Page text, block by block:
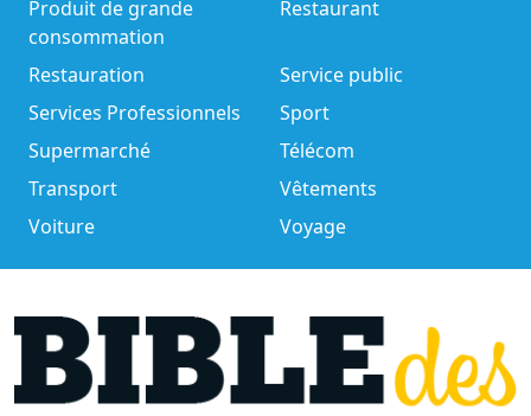
Produit de grande
consommation
Restaurant
Restauration
Service public
Services Professionnels
Sport
Supermarché
Télécom
Transport
Vêtements
Voiture
Voyage